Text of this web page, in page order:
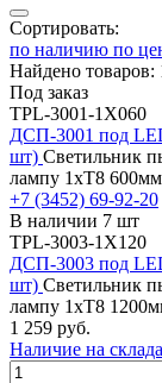
Сортировать:
по наличию по
Найдено товаров:
Под заказ
TPL-3001-1Х060
ДСП-3001 под
шт) Светильник
лампу 1хT8
+7 (3452) 69-92-20
В наличии 7 шт
TPL-3003-1Х120
ДСП-3003 под
шт) Светильник
лампу 1хT8
1 259 руб.
Наличие на